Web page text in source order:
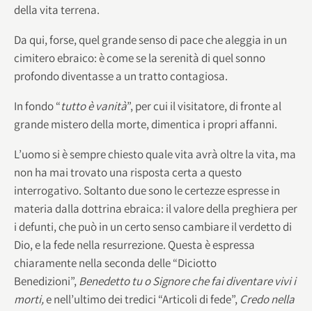
della vita terrena.
Da qui, forse, quel grande senso di pace che aleggia in un
cimitero ebraico: è come se la serenità di quel sonno
profondo diventasse a un tratto contagiosa.
In fondo “tutto è vanità”, per cui il visitatore, di fronte al
grande mistero della morte, dimentica i propri affanni.
L’uomo si è sempre chiesto quale vita avrà oltre la vita, ma
non ha mai trovato una risposta certa a questo
interrogativo. Soltanto due sono le certezze espresse in
materia dalla dottrina ebraica: il valore della preghiera per
i defunti, che può in un certo senso cambiare il verdetto di
Dio, e la fede nella resurrezione. Questa è espressa
chiaramente nella seconda delle “Diciotto
Benedizioni”,Benedetto tu o Signore che fai diventare vivi i
morti,e nell’ultimo dei tredici “Articoli di fede”, Credo nella